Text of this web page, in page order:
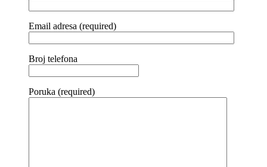
Email adresa (required)
Broj telefona
Poruka (required)